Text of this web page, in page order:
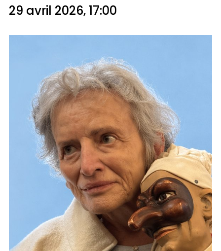
29 avril 2026, 17:00